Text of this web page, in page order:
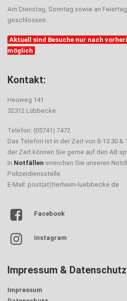
Am Dienstag, Sonntag sowie an
geschlossen.
Aktuell sind Besuche nur nach
möglich
Kontakt:
Heuweg 141
32312 Lübbecke
Telefon: (05741) 7472
Das Telefon ist in der Zeit von 8-13.30 &
der Zeit können Sie gerne auf den AB
In Notfällen erreichen Sie unseren
Polizeidiensstelle.
E-Mail: post(at)tierheim-luebbecke.de
Facebook
Instagram
Impressum &
Impressum